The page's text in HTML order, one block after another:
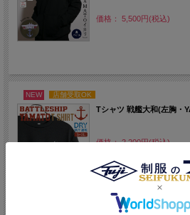
価格： 5,500円(税込)
NEW 店舗受取OK
Tシャツ 戦艦大和(左胸・
価格： 2,200円(税込)